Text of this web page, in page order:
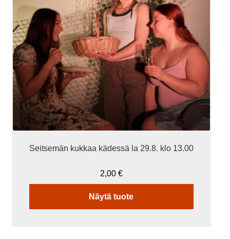
Seitsemän kukkaa kädessä la 29.8. klo 13.00
2,00 €
Näytä tuote